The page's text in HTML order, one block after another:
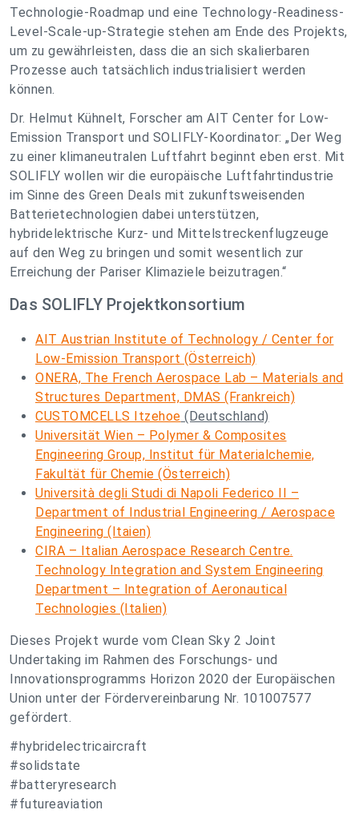
Technologie-Roadmap und eine Technology-Readiness-
Level-Scale-up-Strategie stehen am Ende des Projekts,
um zu gewährleisten, dass die an sich skalierbaren
Prozesse auch tatsächlich industrialisiert werden
können.
Dr. Helmut Kühnelt, Forscher am AIT Center for Low-
Emission Transport und SOLIFLY-Koordinator: „Der Weg
zu einer klimaneutralen Luftfahrt beginnt eben erst. Mit
SOLIFLY wollen wir die europäische Luftfahrtindustrie
im Sinne des Green Deals mit zukunftsweisenden
Batterietechnologien dabei unterstützen,
hybridelektrische Kurz- und Mittelstreckenflugzeuge
auf den Weg zu bringen und somit wesentlich zur
Erreichung der Pariser Klimaziele beizutragen.“
Das SOLIFLY Projektkonsortium
AIT Austrian Institute of Technology / Center for
Low-Emission Transport (Österreich)
ONERA, The French Aerospace Lab – Materials and
Structures Department, DMAS (Frankreich)
CUSTOMCELLS Itzehoe (Deutschland)
Universität Wien – Polymer & Composites
Engineering Group, Institut für Materialchemie,
Fakultät für Chemie (Österreich)
Università degli Studi di Napoli Federico II –
Department of Industrial Engineering / Aerospace
Engineering (Itaien)
CIRA – Italian Aerospace Research Centre.
Technology Integration and System Engineering
Department – Integration of Aeronautical
Technologies (Italien)
Dieses Projekt wurde vom Clean Sky 2 Joint
Undertaking im Rahmen des Forschungs- und
Innovationsprogramms Horizon 2020 der Europäischen
Union unter der Fördervereinbarung Nr. 101007577
gefördert.
#hybridelectricaircraft
#solidstate
#batteryresearch
#futureaviation